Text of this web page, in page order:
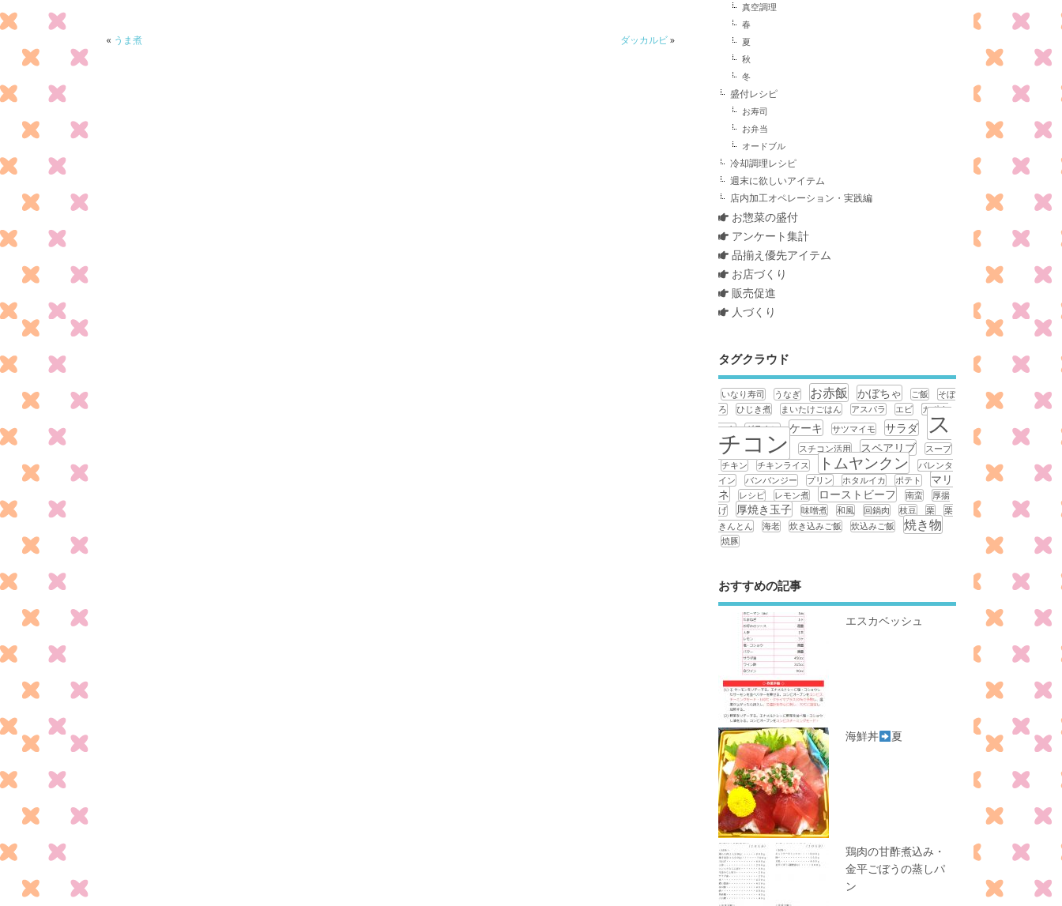
« うま煮 ダッカルビ»
真空調理
春
夏
秋
冬
盛付レシピ
お寿司
お弁当
オードブル
冷却調理レシピ
週末に欲しいアイテム
店内加工オペレーション・実践編
お惣菜の盛付
アンケート集計
品揃え優先アイテム
お店づくり
販売促進
人づくり
タグクラウド
いなり寿司 うなぎ お赤飯 かぼちゃ ご飯
そぼ
ろ
ひじき煮 まいたけごはん アスパラ エビ
カポナ
ータ
グラタン ケーキ サツマイモ サラダ ス
チコン スチコン活用 スペアリブ
スープ
チキン
チキンライス トムヤンクン
バレンタ
イン
バンバンジー プリン ホタルイカ ポテト
マリ
ネ
レシピ レモン煮 ローストビーフ 南蛮
厚揚
げ
厚焼き玉子 味噌煮 和風 回鍋肉 枝豆 栗
栗
きんとん
海老 炊き込みご飯 炊込みご飯 焼き物
焼豚
おすすめの記事
エスカベッシュ
海鮮丼 夏
鶏肉の甘酢煮込み・
金平ごぼうの蒸しパ
ン